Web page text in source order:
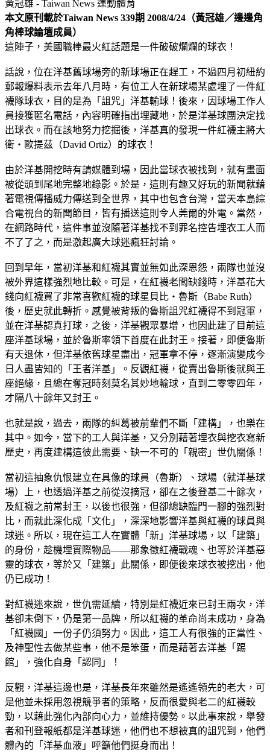
黃冠雄 - Taiwan News 運動體育
本文原刊載於Taiwan News 339期 2008/4/24（黃冠雄／邊邊角
角棒球論壇成員）
這陣子，美國職棒最火紅話題是一件破破爛爛的球衣！
話說，位在洋基舊球場旁的新球場正在趕工，不過四月初紐約
郵報爆料表示去年八月時，有位工人在新球場某處埋了一件紅
襪隊球衣，目的是為「詛咒」洋基輸球！後來，因球場工作人
員接獲匿名電話，內容明確指出埋藏地，於是洋基球團決定找
出球衣。而在該地努力挖掘後，洋基真的發現一件紅襪主將大
衛‧歐提茲（David Ortiz）的球衣！
由於洋基開挖時有請媒體到場，因此當球衣被找到，就有畫面
被從頭到尾地完整地錄影。於是，這則有趣又好玩的新聞就藉
著電視傳播威力傳送到全世界，其中也包含台灣，當天本島綜
合電視台的新聞節目，皆有播送這則令人莞爾的外電。當然，
在網路時代，這件事並沒隨著洋基找不到罪名控告埋衣工人而
不了了之，而是激起廣大球迷瘋狂討論。
回到早年，當初洋基和紅襪其實並無如此深恩怨，兩隊也並沒
被外界這樣強烈地比較。可是，在紅襪老闆缺錢時，洋基花大
錢向紅襪買了非常喜歡紅襪的球星貝比‧魯斯（Babe Ruth）
後，歷史就此轉折。感覺被背叛的魯斯詛咒紅襪得不到冠軍，
並在洋基認真打球，之後，洋基觀眾暴增，也因此建了目前這
座洋基球場，並於魯斯率領下首度在此封王。接著，即便魯斯
有天退休，但洋基依舊球星盡出，冠軍拿不停，逐漸演變成今
日人盡皆知的「王者洋基」。反觀紅襪，從賣出魯斯後就與王
座絕緣，且總在奪冠時刻莫名其妙地輸球，直到二零零四年，
才隔八十餘年又封王。
也就是說，過去，兩隊的糾葛被前輩們不斷「建構」，也樂在
其中。如今，當下的工人與洋基，又分別藉著埋衣與挖衣寫新
歷史，再度建構這彼此需要、缺一不可的「親密」世仇關係！
當初這抽象仇恨建立在具像的球員（魯斯）、球場（就洋基球
場）上，也透過洋基之前從沒摘冠，卻在之後登基二十餘次，
及紅襪之前常封王，以後也很強，但卻總缺臨門一腳的強烈對
比，而就此深化成「文化」，深深地影響洋基與紅襪的球員與
球迷。所以，現在這工人在實體「新」洋基球場，以「建築」
的身份，趁機埋實際物品——那象徵紅襪戰魂、也等於洋基惡
靈的球衣，等於又「建築」此關係，即便後來球衣被挖出，他
仍已成功！
對紅襪迷來說，世仇需延續，特別是紅襪近來已封王兩次，洋
基卻未倒下，仍是第一品牌，所以紅襪的革命尚未成功，身為
「紅襪國」一份子仍須努力。因此，這工人有很強的正當性、
及神聖性去做某些事，他不是笨蛋，而是藉著去洋基「踢
館」，強化自身「認同」！
反觀，洋基這邊也是，洋基長年來雖然是遙遙領先的老大，可
是他並未採用忽視競爭者的策略，反而很愛與老二的紅襪較
勁，以藉此強化內部向心力，並維持優勢。以此事來說，舉發
者和刊登報紙都是洋基球迷，他們也不想被真的詛咒到，他們
體內的「洋基血液」呼籲他們挺身而出！